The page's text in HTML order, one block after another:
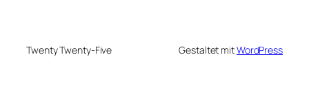
Twenty Twenty-Five Gestaltet mitWordPress